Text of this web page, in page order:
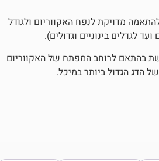
האקווריום ולגודל
וגדולים).
של האקווריום
במיכל.